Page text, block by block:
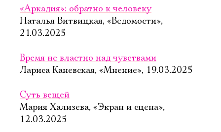
«Аркадия»: обратно к человеку
Наталья Витвицкая, «Ведомости»,
21.03.2025
Время не властно над чувствами
Лариса Каневская, «Мнение», 19.03.2025
Суть вещей
Мария Хализева, «Экран и сцена»,
12.03.2025